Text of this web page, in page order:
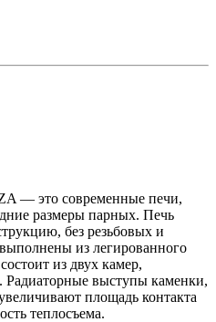
— это современные печи,
размеры парных. Печь
без резьбовых и
из легированного
из двух камер,
Радиаторные выступы каменки,
площадь контакта
теплосъема.